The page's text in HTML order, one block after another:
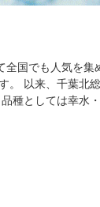
国でも人気を集
。 以来、千葉北
種としては幸水